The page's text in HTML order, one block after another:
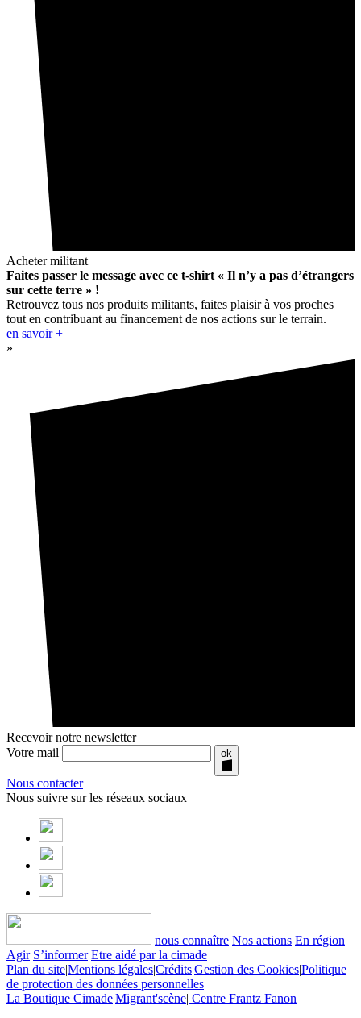
Acheter militant
Faites passer le message avec ce t-shirt « Il n’y a pas d’étrangers
sur cette terre » !
Retrouvez tous nos produits militants, faites plaisir à vos proches
tout en contribuant au financement de nos actions sur le terrain.
en savoir +
»
Recevoir notre newsletter
Votre mail
ok
Nous contacter
Nous suivre sur les réseaux sociaux
nous connaître Nos actions En région
Agir S’informer Etre aidé par la cimade
Plan du site|Mentions légales|Crédits|Gestion des Cookies|Politique
de protection des données personnelles
La Boutique Cimade|Migrant'scène| Centre Frantz Fanon